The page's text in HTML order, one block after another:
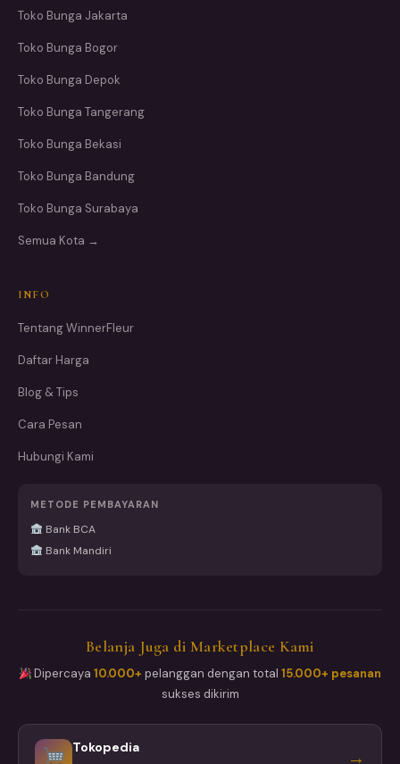
Toko Bunga Jakarta
Toko Bunga Bogor
Toko Bunga Depok
Toko Bunga Tangerang
Toko Bunga Bekasi
Toko Bunga Bandung
Toko Bunga Surabaya
Semua Kota →
INFO
Tentang WinnerFleur
Daftar Harga
Blog & Tips
Cara Pesan
Hubungi Kami
METODE PEMBAYARAN
Bank BCA
Bank Mandiri
Belanja Juga di Marketplace Kami
Dipercaya10.000+ pelanggan dengan total15.000+ pesanan
sukses dikirim
Tokopedia →